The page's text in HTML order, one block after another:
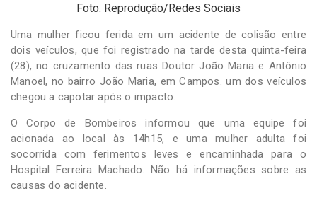
Foto: Reprodução/Redes Sociais
Uma mulher ficou ferida em um acidente de colisão entre
dois veículos, que foi registrado na tarde desta quinta-feira
(28), no cruzamento das ruas Doutor João Maria e Antônio
Manoel, no bairro João Maria, em Campos. um dos veículos
chegou a capotar após o impacto.
O Corpo de Bombeiros informou que uma equipe foi
acionada ao local às 14h15, e uma mulher adulta foi
socorrida com ferimentos leves e encaminhada para o
Hospital Ferreira Machado. Não há informações sobre as
causas do acidente.